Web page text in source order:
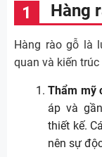
Hàng
Hàng rào gỗ là
quan và kiến
Thẩm mỹ
áp và
thiết kế.
nên sự